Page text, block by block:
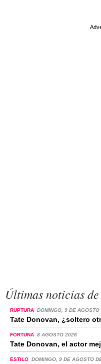
Últimas noticias
RUPTURA DOMINGO, 9 DE
Tate Donovan, ¿soltero
FORTUNA 8 AGOSTO 2026
Tate Donovan, el actor
ESTILO DOMINGO, 9 DE AGOSTO